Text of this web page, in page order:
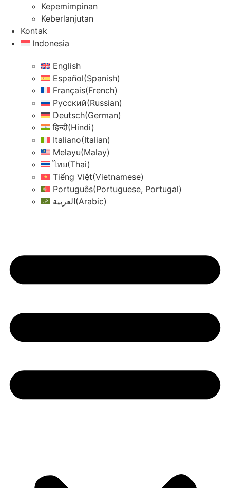
Kepemimpinan
Keberlanjutan
Kontak
Indonesia
English
Español(Spanish)
Français(French)
Русский(Russian)
Deutsch(German)
हिन्दी(Hindi)
Italiano(Italian)
Melayu(Malay)
ไทย(Thai)
Tiếng Việt(Vietnamese)
Português(Portuguese, Portugal)
العربية(Arabic)